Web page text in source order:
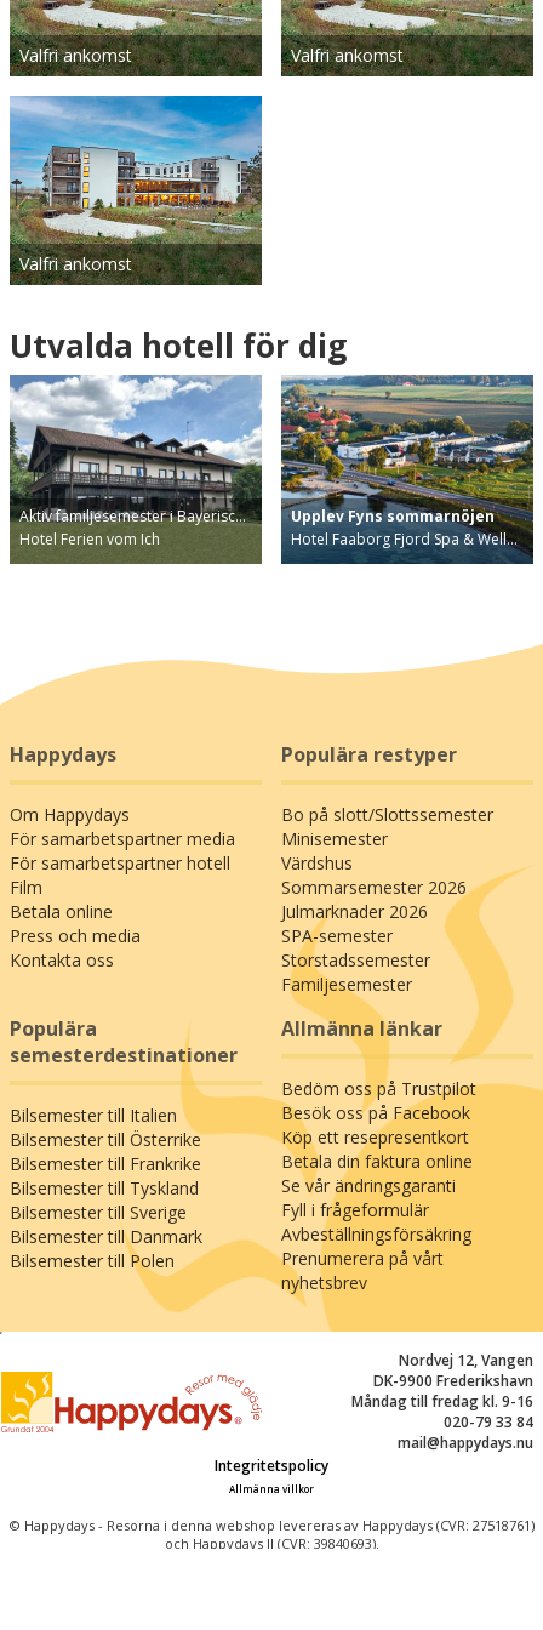
Valfri ankomst Valfri ankomst
Valfri ankomst
Utvalda hotell för dig
Aktiv familjesemester i Bayerisc…
Hotel Ferien vom Ich
Upplev Fyns sommarnöjen
Hotel Faaborg Fjord Spa & Well…
Happydays
Om Happydays
För samarbetspartner media
För samarbetspartner hotell
Film
Betala online
Press och media
Kontakta oss
Populära restyper
Bo på slott/Slottssemester
Minisemester
Värdshus
Sommarsemester 2026
Julmarknader 2026
SPA-semester
Storstadssemester
Familjesemester
Populära
semesterdestinationer
Bilsemester till Italien
Bilsemester till Österrike
Bilsemester till Frankrike
Bilsemester till Tyskland
Bilsemester till Sverige
Bilsemester till Danmark
Bilsemester till Polen
Allmänna länkar
Bedöm oss på Trustpilot
Besök oss på Facebook
Köp ett resepresentkort
Betala din faktura online
Se vår ändringsgaranti
Fyll i frågeformulär
Avbeställningsförsäkring
Prenumerera på vårt
nyhetsbrev
Nordvej 12, Vangen
DK-9900 Frederikshavn
Måndag till fredag kl. 9-16
020-79 33 84
mail@happydays.nu
Integritetspolicy
Allmänna villkor
© Happydays - Resorna i denna webshop levereras av Happydays (CVR: 27518761)
och Happydays II (CVR: 39840693).